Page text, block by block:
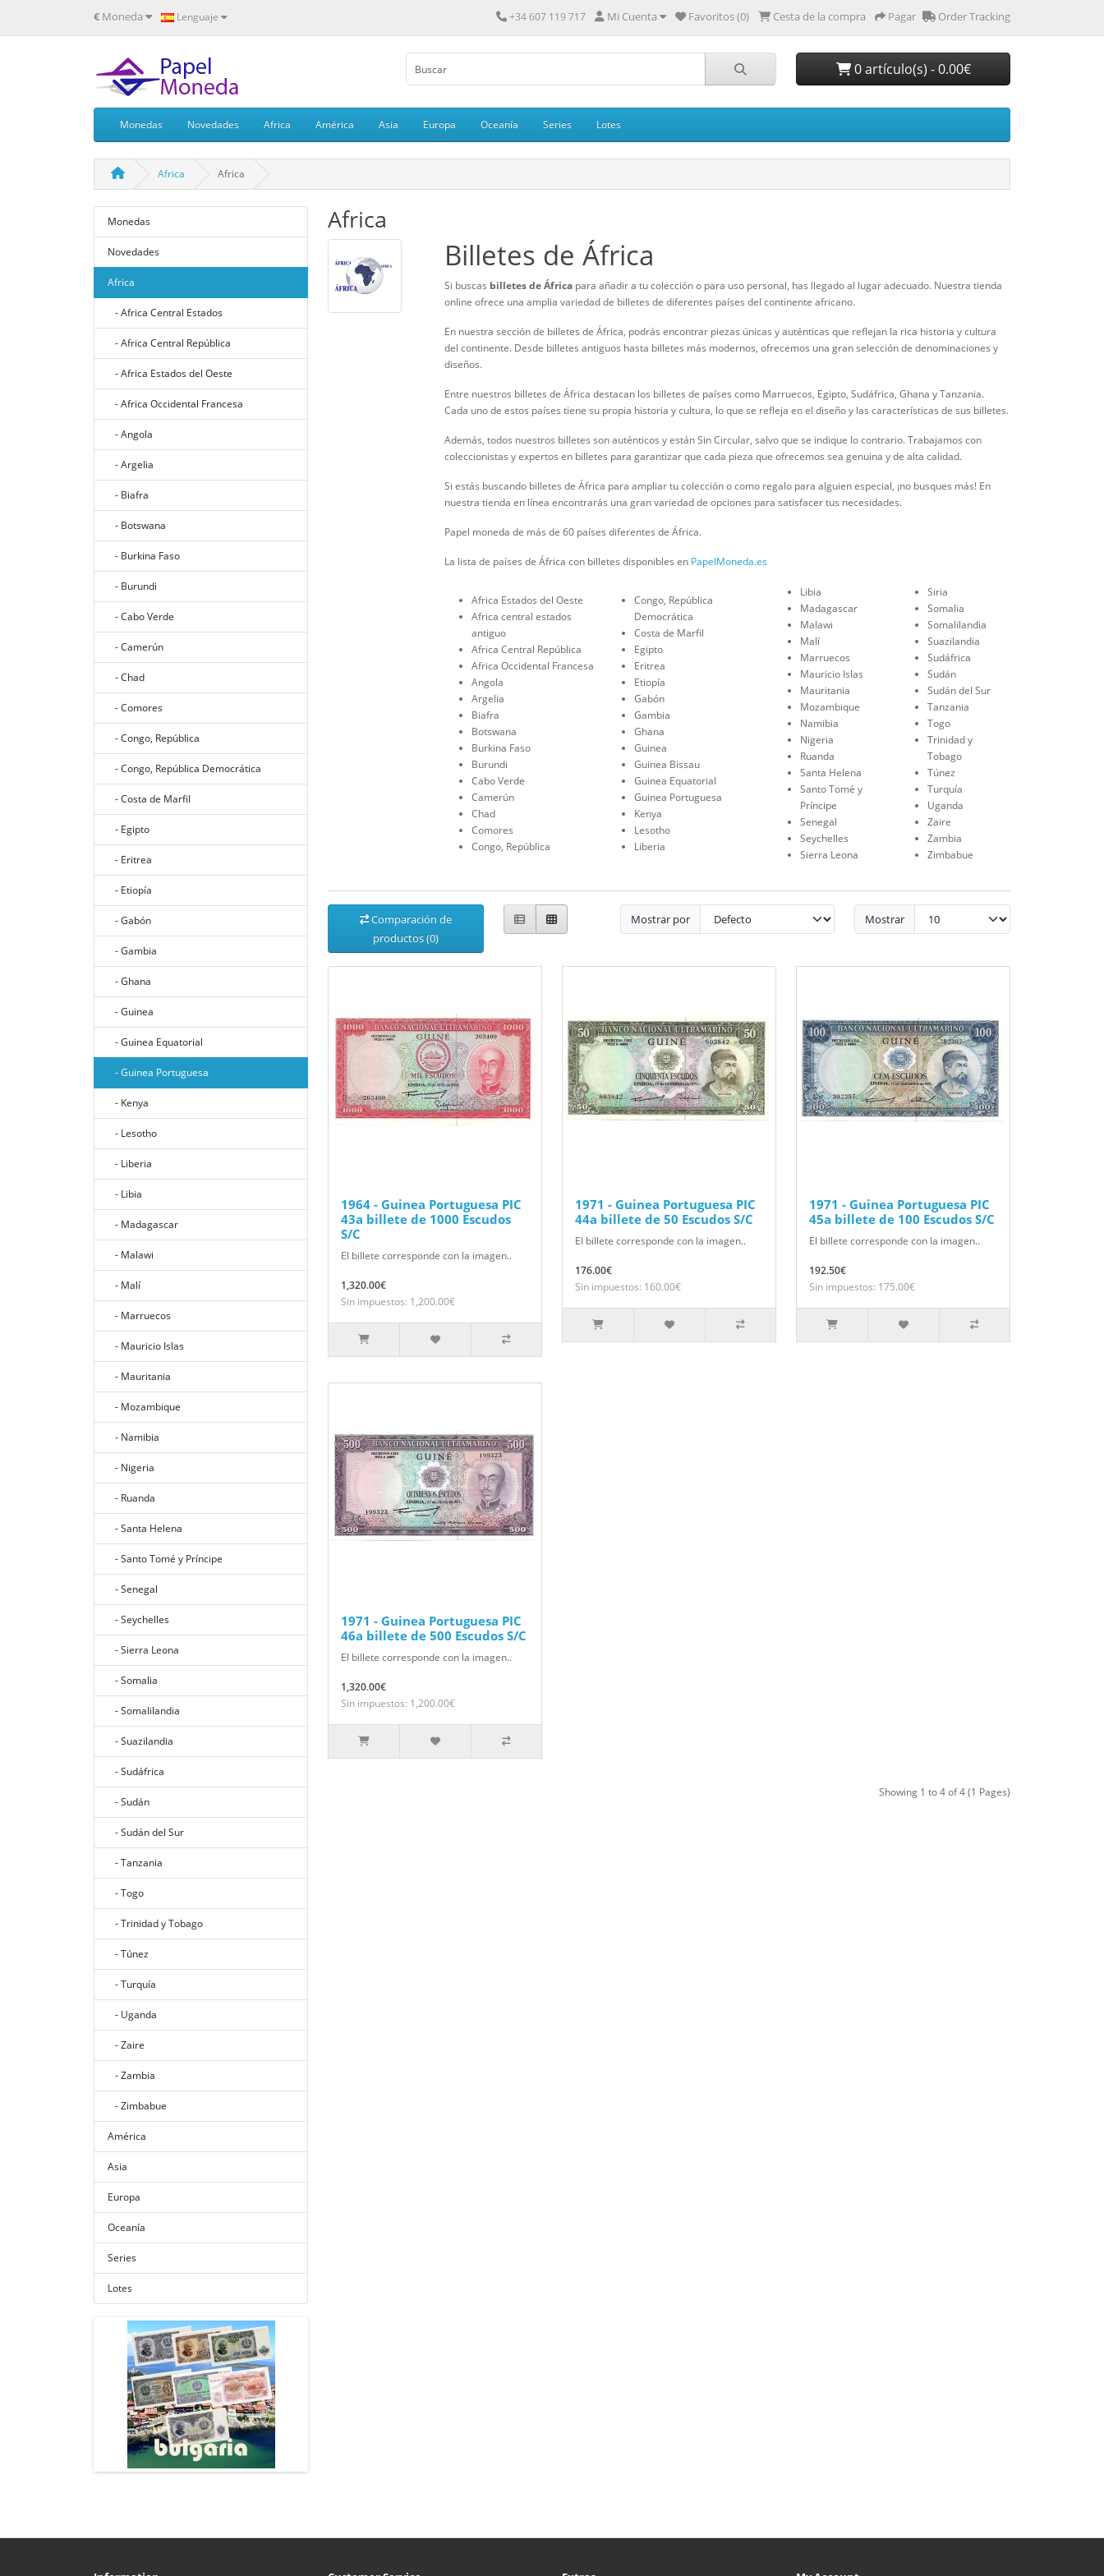
€ Moneda Lenguaje +34 607 119 717 Mi Cuenta Favoritos (0) Cesta de la compra Pagar Order Tracking
0 artículo(s) - 0.00€
Monedas Novedades Africa América Asia Europa Oceanía Series Lotes
Africa Africa
Monedas
Novedades
Africa
- Africa Central Estados
- Africa Central República
- Africa Estados del Oeste
- Africa Occidental Francesa
- Angola
- Argelia
- Biafra
- Botswana
- Burkina Faso
- Burundi
- Cabo Verde
- Camerún
- Chad
- Comores
- Congo, República
- Congo, República Democrática
- Costa de Marfil
- Egipto
- Eritrea
- Etiopía
- Gabón
- Gambia
- Ghana
- Guinea
- Guinea Equatorial
- Guinea Portuguesa
- Kenya
- Lesotho
- Liberia
- Libia
- Madagascar
- Malawi
- Malí
- Marruecos
- Mauricio Islas
- Mauritania
- Mozambique
- Namibia
- Nigeria
- Ruanda
- Santa Helena
- Santo Tomé y Príncipe
- Senegal
- Seychelles
- Sierra Leona
- Somalia
- Somalilandia
- Suazilandia
- Sudáfrica
- Sudán
- Sudán del Sur
- Tanzania
- Togo
- Trinidad y Tobago
- Túnez
- Turquía
- Uganda
- Zaire
- Zambia
- Zimbabue
América
Asia
Europa
Oceanía
Series
Lotes
Africa
Billetes de África
Si buscas billetes de África para añadir a tu colección o para uso personal, has llegado al lugar adecuado. Nuestra tienda
online ofrece una amplia variedad de billetes de diferentes países del continente africano.
En nuestra sección de billetes de África, podrás encontrar piezas únicas y auténticas que reflejan la rica historia y cultura
del continente. Desde billetes antiguos hasta billetes más modernos, ofrecemos una gran selección de denominaciones y
diseños.
Entre nuestros billetes de África destacan los billetes de países como Marruecos, Egipto, Sudáfrica, Ghana y Tanzania.
Cada uno de estos países tiene su propia historia y cultura, lo que se refleja en el diseño y las características de sus billetes.
Además, todos nuestros billetes son auténticos y están Sin Circular, salvo que se indique lo contrario. Trabajamos con
coleccionistas y expertos en billetes para garantizar que cada pieza que ofrecemos sea genuina y de alta calidad.
Si estás buscando billetes de África para ampliar tu colección o como regalo para alguien especial, ¡no busques más! En
nuestra tienda en línea encontrarás una gran variedad de opciones para satisfacer tus necesidades.
Papel moneda de más de 60 países diferentes de África.
La lista de países de África con billetes disponibles en PapelMoneda.es
Africa Estados del Oeste
Africa central estados
antiguo
Africa Central República
Africa Occidental Francesa
Angola
Argelia
Biafra
Botswana
Burkina Faso
Burundi
Cabo Verde
Camerún
Chad
Comores
Congo, República
Congo, República
Democrática
Costa de Marfil
Egipto
Eritrea
Etiopía
Gabón
Gambia
Ghana
Guinea
Guinea Bissau
Guinea Equatorial
Guinea Portuguesa
Kenya
Lesotho
Liberia
Libia
Madagascar
Malawi
Malí
Marruecos
Mauricio Islas
Mauritania
Mozambique
Namibia
Nigeria
Ruanda
Santa Helena
Santo Tomé y
Príncipe
Senegal
Seychelles
Sierra Leona
Siria
Somalia
Somalilandia
Suazilandia
Sudáfrica
Sudán
Sudán del Sur
Tanzania
Togo
Trinidad y
Tobago
Túnez
Turquía
Uganda
Zaire
Zambia
Zimbabue
Comparación de
productos (0)
Mostrar por Mostrar
1964 - Guinea Portuguesa PIC
43a billete de 1000 Escudos
S/C
El billete corresponde con la imagen..
1,320.00€
Sin impuestos: 1,200.00€
1971 - Guinea Portuguesa PIC
44a billete de 50 Escudos S/C
El billete corresponde con la imagen..
176.00€
Sin impuestos: 160.00€
1971 - Guinea Portuguesa PIC
45a billete de 100 Escudos S/C
El billete corresponde con la imagen..
192.50€
Sin impuestos: 175.00€
1971 - Guinea Portuguesa PIC
46a billete de 500 Escudos S/C
El billete corresponde con la imagen..
1,320.00€
Sin impuestos: 1,200.00€
Showing 1 to 4 of 4 (1 Pages)